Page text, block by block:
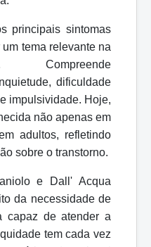
principais sintomas
tema relevante na
Compreende
dificuldade
impulsividade. Hoje,
não apenas em
adultos, refletindo
sobre o transtorno.
e Dall' Acqua
da necessidade de
capaz de atender a
tem cada vez